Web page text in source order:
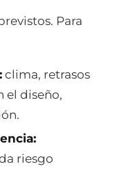
Para
clima, retrasos
el diseño,
riesgo